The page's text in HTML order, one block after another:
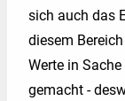
sich auch das
diesem
Werte in
gemacht -